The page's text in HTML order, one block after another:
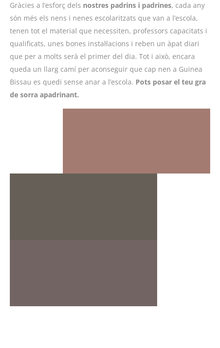
Gràcies a l’esforç dels nostres padrins i padrines, cada any
són més els nens i nenes escolaritzats que van a l’escola,
tenen tot el material que necessiten, professors capacitats i
qualificats, unes bones instal·lacions i reben un àpat diari
que per a molts serà el primer del dia. Tot i això, encara
queda un llarg camí per aconseguir que cap nen a Guinea
Bissau es quedi sense anar a l’escola. Pots posar el teu gra
de sorra apadrinant.